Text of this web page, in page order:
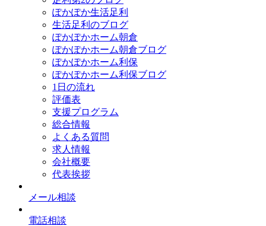
ぽかぽか生活足利
生活足利のブログ
ぽかぽかホーム朝倉
ぽかぽかホーム朝倉ブログ
ぽかぽかホーム利保
ぽかぽかホーム利保ブログ
1日の流れ
評価表
支援プログラム
総合情報
よくある質問
求人情報
会社概要
代表挨拶
メール相談
電話相談